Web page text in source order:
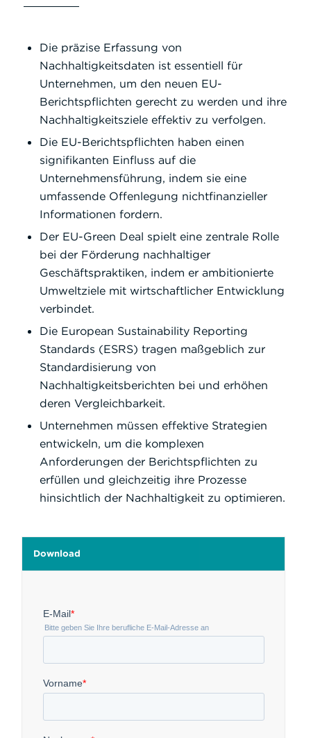
Die präzise Erfassung von
Nachhaltigkeitsdaten ist essentiell für
Unternehmen, um den neuen EU-
Berichtspflichten gerecht zu werden und ihre
Nachhaltigkeitsziele effektiv zu verfolgen.
Die EU-Berichtspflichten haben einen
signifikanten Einfluss auf die
Unternehmensführung, indem sie eine
umfassende Offenlegung nichtfinanzieller
Informationen fordern.
Der EU-Green Deal spielt eine zentrale Rolle
bei der Förderung nachhaltiger
Geschäftspraktiken, indem er ambitionierte
Umweltziele mit wirtschaftlicher Entwicklung
verbindet.
Die European Sustainability Reporting
Standards (ESRS) tragen maßgeblich zur
Standardisierung von
Nachhaltigkeitsberichten bei und erhöhen
deren Vergleichbarkeit.
Unternehmen müssen effektive Strategien
entwickeln, um die komplexen
Anforderungen der Berichtspflichten zu
erfüllen und gleichzeitig ihre Prozesse
hinsichtlich der Nachhaltigkeit zu optimieren.
Download